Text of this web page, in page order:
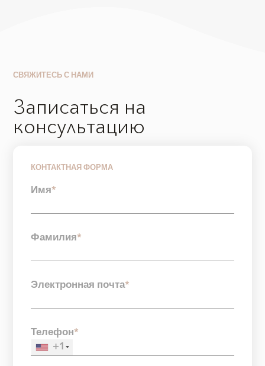
СВЯЖИТЕСЬ С НАМИ
Записаться на
консультацию
КОНТАКТНАЯ ФОРМА
Имя*
Фамилия*
Электронная почта*
Телефон*
+1